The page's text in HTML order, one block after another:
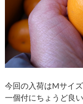
今回の入荷はMサイズ
一個付にちょうど良